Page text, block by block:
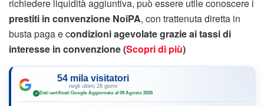
richiedere liquidità aggiuntiva, può essere utile conoscere i
prestiti in convenzione NoiPA, con trattenuta diretta in
busta paga e condizioni agevolate grazie ai tassi di
interesse in convenzione(Scopri di più)
54 mila visitatori
negli ultimi 28 giorni
✓ Dati certificati Google·Aggiornato al 08 Agosto 2026